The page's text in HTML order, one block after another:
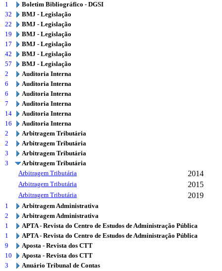
1
Boletim Bibliográfico - DGSI
32
BMJ - Legislação
22
BMJ - Legislação
19
BMJ - Legislação
17
BMJ - Legislação
42
BMJ - Legislação
57
BMJ - Legislação
2
Auditoria Interna
6
Auditoria Interna
6
Auditoria Interna
7
Auditoria Interna
14
Auditoria Interna
16
Auditoria Interna
2
Arbitragem Tributária
2
Arbitragem Tributária
3
Arbitragem Tributária
3
Arbitragem Tributária
Arbitragem Tributária
2014
Arbitragem Tributária 2015
Arbitragem Tributária 2019
1
Arbitragem Administrativa
2
Arbitragem Administrativa
1
APTA - Revista do Centro de Estudos de Administração Pública
1
APTA - Revista do Centro de Estudos de Administração Pública
9
Aposta - Revista dos CTT
10
Aposta - Revista dos CTT
3
Anuário Tribunal de Contas